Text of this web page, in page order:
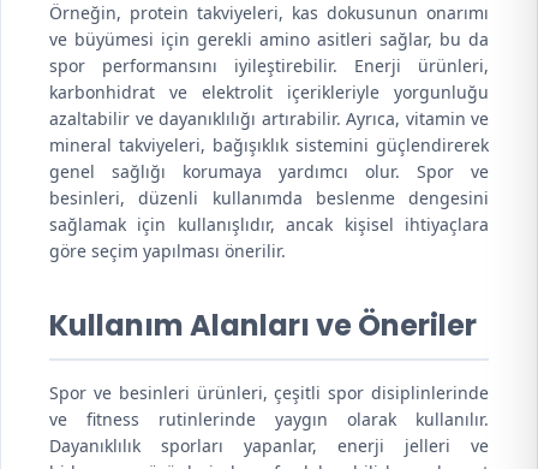
Örneğin, protein takviyeleri, kas dokusunun onarımı
ve büyümesi için gerekli amino asitleri sağlar, bu da
spor performansını iyileştirebilir. Enerji ürünleri,
karbonhidrat ve elektrolit içerikleriyle yorgunluğu
azaltabilir ve dayanıklılığı artırabilir. Ayrıca, vitamin ve
mineral takviyeleri, bağışıklık sistemini güçlendirerek
genel sağlığı korumaya yardımcı olur. Spor ve
besinleri, düzenli kullanımda beslenme dengesini
sağlamak için kullanışlıdır, ancak kişisel ihtiyaçlara
göre seçim yapılması önerilir.
Kullanım Alanları ve Öneriler
Spor ve besinleri ürünleri, çeşitli spor disiplinlerinde
ve fitness rutinlerinde yaygın olarak kullanılır.
Dayanıklılık sporları yapanlar, enerji jelleri ve